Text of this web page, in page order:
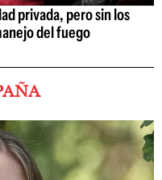
privada, pero sin los
del fuego